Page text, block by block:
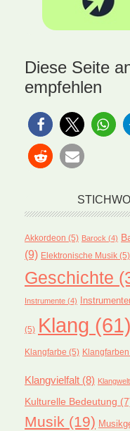
Diese Seite
empfehlen
Akkordeon (5) Barock (4)
(9) Elektronische Musik (5)
Geschichte
Instrumente (4)
(5) Klang (61)
Klangfarbe (5) Klangfarben
Klangvielfalt (8) Klangwelt
Kulturelle Bedeutung
Musik (19)